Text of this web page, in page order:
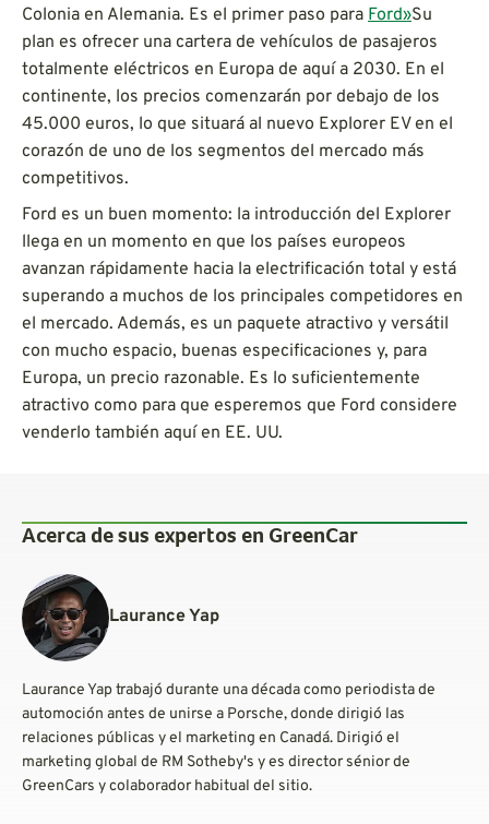
Colonia en Alemania. Es el primer paso para Ford»Su
plan es ofrecer una cartera de vehículos de pasajeros
totalmente eléctricos en Europa de aquí a 2030. En el
continente, los precios comenzarán por debajo de los
45.000 euros, lo que situará al nuevo Explorer EV en el
corazón de uno de los segmentos del mercado más
competitivos.
Ford es un buen momento: la introducción del Explorer
llega en un momento en que los países europeos
avanzan rápidamente hacia la electrificación total y está
superando a muchos de los principales competidores en
el mercado. Además, es un paquete atractivo y versátil
con mucho espacio, buenas especificaciones y, para
Europa, un precio razonable. Es lo suficientemente
atractivo como para que esperemos que Ford considere
venderlo también aquí en EE. UU.
Acerca de sus expertos en GreenCar
Laurance Yap
Laurance Yap trabajó durante una década como periodista de
automoción antes de unirse a Porsche, donde dirigió las
relaciones públicas y el marketing en Canadá. Dirigió el
marketing global de RM Sotheby's y es director sénior de
GreenCars y colaborador habitual del sitio.